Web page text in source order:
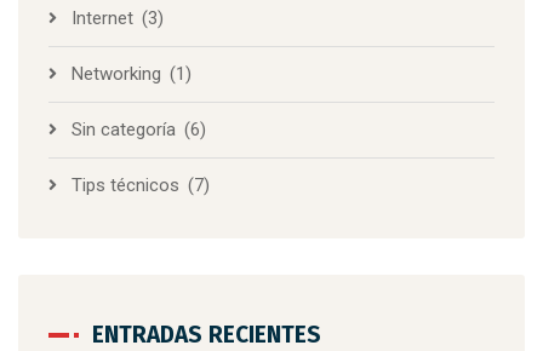
Internet (3)
Networking (1)
Sin categoría (6)
Tips técnicos (7)
ENTRADAS RECIENTES